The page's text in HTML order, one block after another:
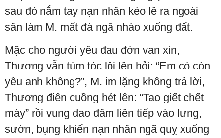
sau đó nắm tay nạn nhân kéo lê ra ngoài
sân làm M. mất đà ngã nhào xuống đất.
Mặc cho người yêu đau đớn van xin,
Thương vẫn túm tóc lôi lên hỏi: “Em có còn
yêu anh không?”, M. im lặng không trả lời,
Thương điên cuồng hét lên: “Tao giết chết
mày” rồi vung dao đâm liên tiếp vào lưng,
sườn, bụng khiến nạn nhân ngã quỵ xuống